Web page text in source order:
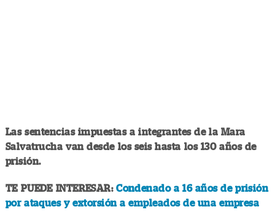
Las sentencias impuestas a integrantes de la Mara
Salvatrucha van desde los seis hasta los 130 años de
prisión.
TE PUEDE INTERESAR:Condenado a 16 años de prisión
por ataques y extorsión a empleados de una empresa